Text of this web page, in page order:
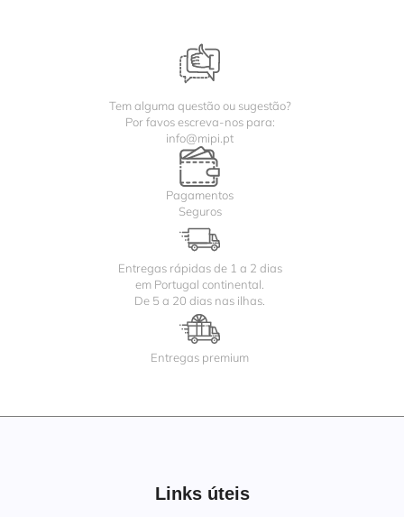
Tem alguma questão ou sugestão?
Por favos escreva-nos para:
info@mipi.pt
Pagamentos
Seguros
Entregas rápidas de 1 a 2 dias
em Portugal continental.
De 5 a 20 dias nas ilhas.
Entregas premium
Links úteis